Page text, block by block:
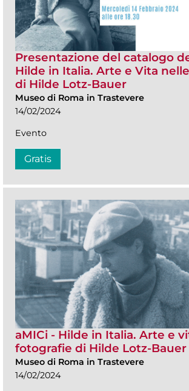
Presentazione del catalogo
Hilde in Italia. Arte e Vita
di Hilde Lotz-Bauer
Museo di Roma in Trastevere
14/02/2024
Evento
Gratis
aMICi - Hilde in Italia. Arte e
fotografie di Hilde Lotz-Bauer
Museo di Roma in Trastevere
14/02/2024